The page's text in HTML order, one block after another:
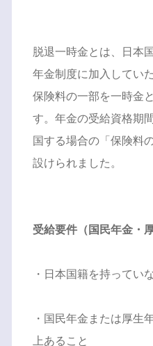
脱退一時金とは、日本
年金制度に加入してい
保険料の一部を一時金
す。年金の受給資格期
国する場合の「保険料
設けられました。
受給要件（国民年金・
・日本国籍を持ってい
・国民年金または厚生
上あること